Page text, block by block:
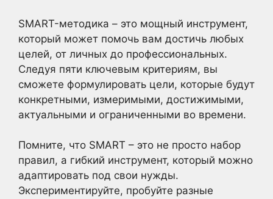
SMART-методика – это мощный инструмент,
который может помочь вам достичь любых
целей, от личных до профессиональных.
Следуя пяти ключевым критериям, вы
сможете формулировать цели, которые будут
конкретными, измеримыми, достижимыми,
актуальными и ограниченными во времени.
Помните, что SMART – это не просто набор
правил, а гибкий инструмент, который можно
адаптировать под свои нужды.
Экспериментируйте, пробуйте разные